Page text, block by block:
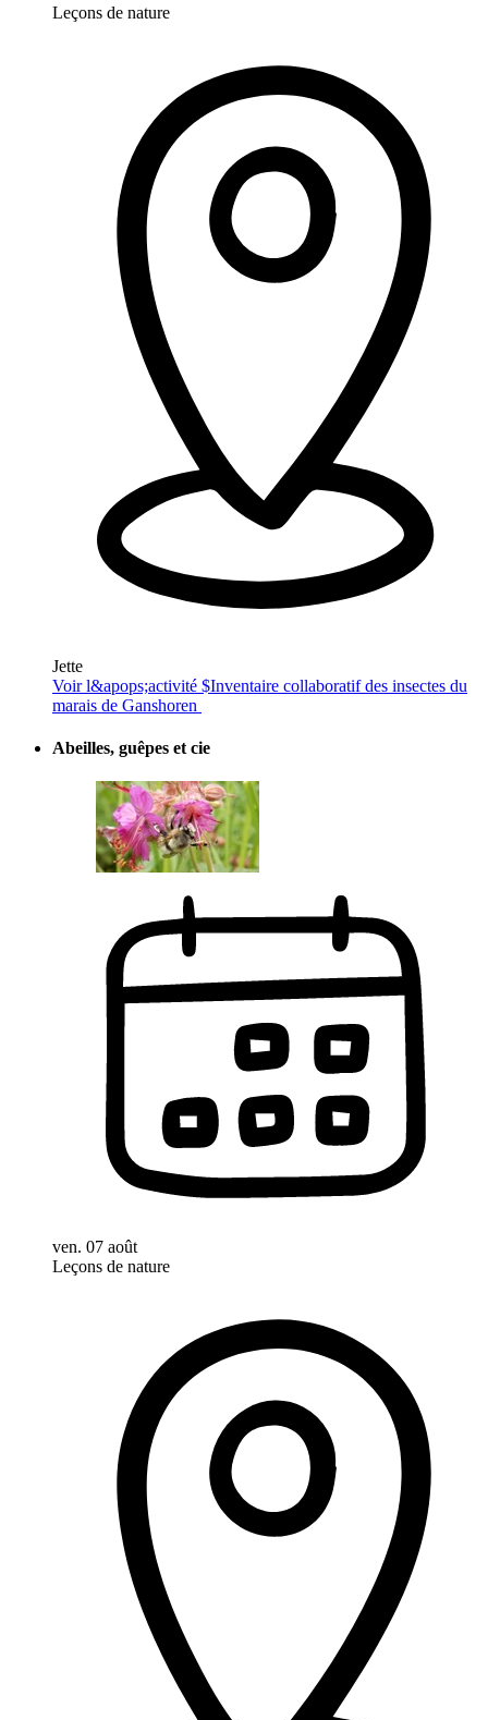
Leçons de nature
Jette
Voir l&apops;activité $Inventaire collaboratif des insectes du
marais de Ganshoren
Abeilles, guêpes et cie
ven. 07 août
Leçons de nature